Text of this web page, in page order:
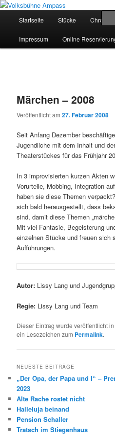
Zum
wechseln
Volksbühne
Startseite Stücke Chronik
Impressum Online
Märchen – 2008
Veröffentlicht am27. Februar 2008
Seit Anfang Dezember
Jugendliche mit dem Inhalt und
Theaterstückes für das Frühjahr
In 3 improvisierten kurzen Akten
Vorurteile, Mobbing, Integration
haben sie diese Themen
sich bald herausgestellt, dass
sind, damit diese Themen
Mit viel Fantasie, Begeisterung
einzelnen Stücke und freuen sich
Aufführungen.
Autor: Lissy Lang und
Regie: Lissy Lang und Team
Dieser Eintrag wurde veröffentlicht
ein Lesezeichen zum Permalink.
NEUESTE BEITRÄGE
„Der Opa, der Papa und I“ –
2023
Alte Rache rostet nicht
Halleluja beinand
Pension Schaller
Tratsch im Stiegenhaus